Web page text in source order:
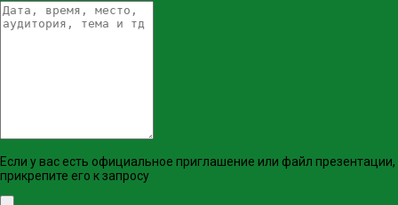
Если у вас есть официальное приглашение или файл презентации,
прикрепите его к запросу